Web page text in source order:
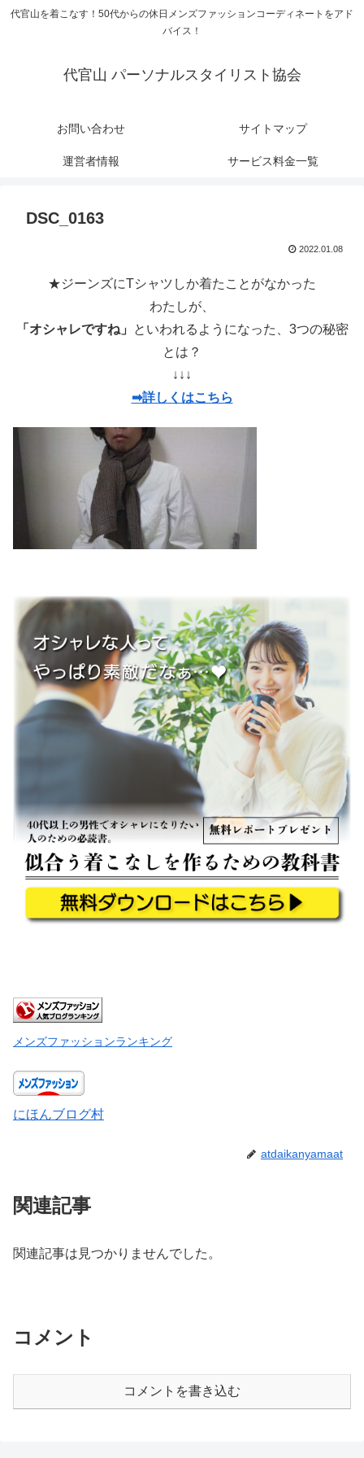
代官山を着こなす！50代からの休日メンズファッションコーディネートをアド
バイス！
代官山 パーソナルスタイリスト協会
お問い合わせ サイトマップ
運営者情報 サービス料金一覧
DSC_0163
2022.01.08
★ジーンズにTシャツしか着たことがなかった
わたしが、
「オシャレですね」
といわれるようになった、3つの秘密
とは？
↓↓↓
➡詳しくはこちら
メンズファッションランキング
にほんブログ村
atdaikanyamaat
関連記事
関連記事は見つかりませんでした。
コメント
コメントを書き込む